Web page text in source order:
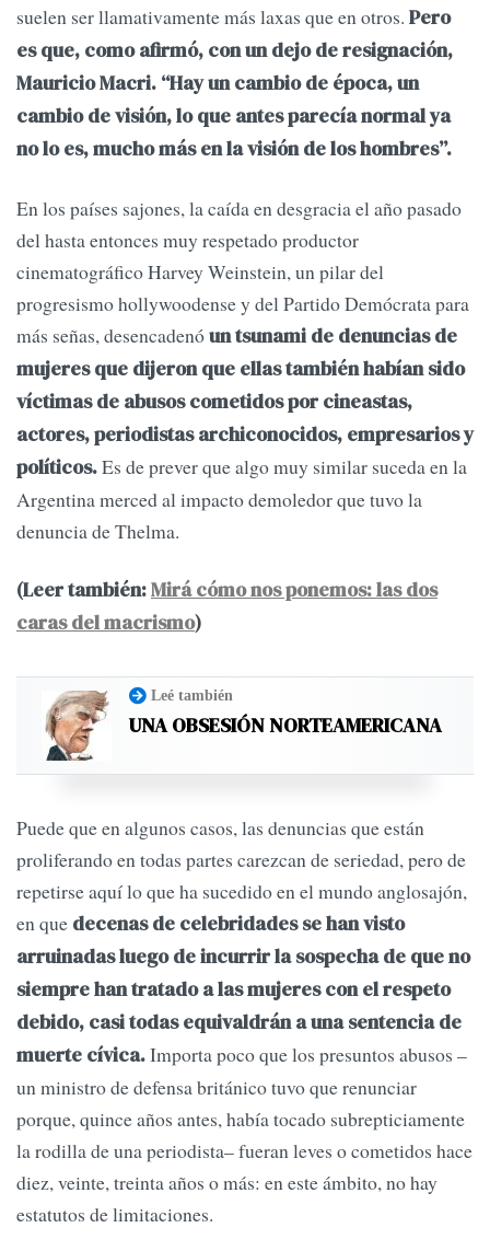
suelen ser llamativamente más laxas que en otros. Pero
es que, como afirmó, con un dejo de resignación,
Mauricio Macri. “Hay un cambio de época, un
cambio de visión, lo que antes parecía normal ya
no lo es, mucho más en la visión de los hombres”.
En los países sajones, la caída en desgracia el año pasado
del hasta entonces muy respetado productor
cinematográfico Harvey Weinstein, un pilar del
progresismo hollywoodense y del Partido Demócrata para
más señas, desencadenóun tsunami de denuncias de
mujeres que dijeron que ellas también habían sido
víctimas de abusos cometidos por cineastas,
actores, periodistas archiconocidos, empresarios y
políticos.Es de prever que algo muy similar suceda en la
Argentina merced al impacto demoledor que tuvo la
denuncia de Thelma.
(Leer también:Mirá cómo nos ponemos: las dos
caras del macrismo)
Leé también
UNA OBSESIÓN NORTEAMERICANA
Puede que en algunos casos, las denuncias que están
proliferando en todas partes carezcan de seriedad, pero de
repetirse aquí lo que ha sucedido en el mundo anglosajón,
en que decenas de celebridades se han visto
arruinadas luego de incurrir la sospecha de que no
siempre han tratado a las mujeres con el respeto
debido, casi todas equivaldrán a una sentencia de
muerte cívica.Importa poco que los presuntos abusos –
un ministro de defensa británico tuvo que renunciar
porque, quince años antes, había tocado subrepticiamente
la rodilla de una periodista– fueran leves o cometidos hace
diez, veinte, treinta años o más: en este ámbito, no hay
estatutos de limitaciones.